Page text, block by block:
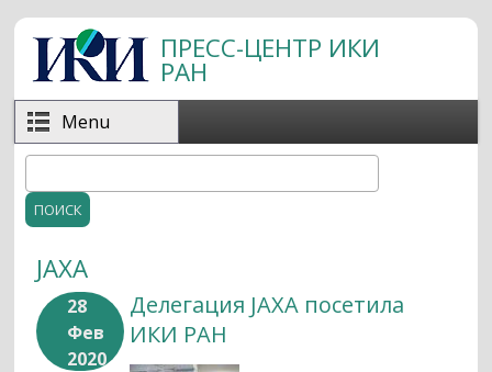
Перейти к основному содержанию
ПРЕСС-ЦЕНТР ИКИ
РАН
Menu
Форма поиска
JAXA
28
Фев
2020
Делегация JAXA посетила
ИКИ РАН